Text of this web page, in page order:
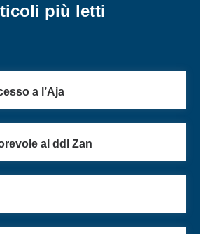
più letti
a l’Aja
al ddl Zan